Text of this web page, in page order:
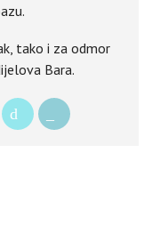
tako i za odmor
Bara.